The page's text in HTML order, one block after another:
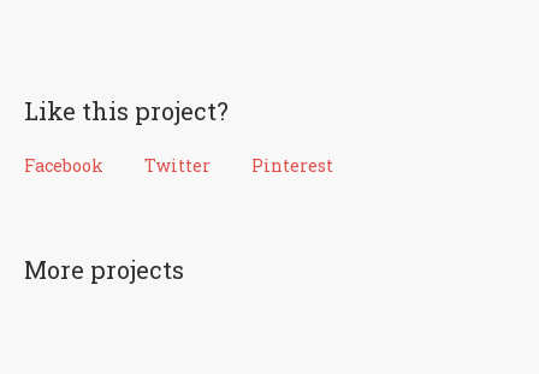
Like this project?
Facebook Twitter Pinterest
More projects